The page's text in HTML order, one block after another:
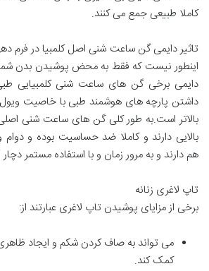
کاملا طبیعی جمع می کنند.
تاثیر دایمی گن ساعت شنی اصل کلمبیا در فرم
اینطور نیست که فقط به محض پوشیدن بدن شما
دایمی برخی گن های ساعت شنی کلمبیایی
بالاتر است.به طور کلی گن های ساعت شنی
بالایی دارند و کاملا ضد حساسیت بوده و دوام
هم دارند و به مرور زمان و با استفاده مستمر
تاپ لاغری زنانه
برخی از مزایای پوشیدن تاپ لاغری عبارتند از:
می تواند به صاف کردن شکم و ایجاد
کمک کند.